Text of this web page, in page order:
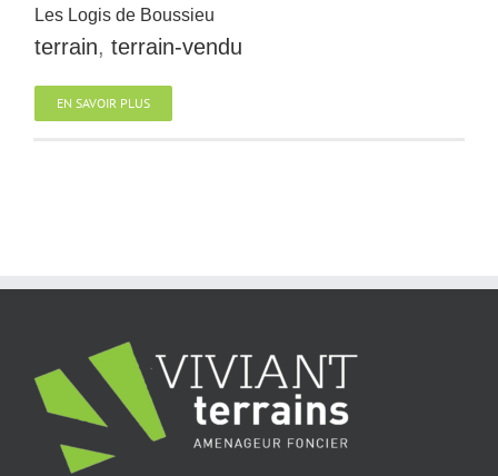
Les Logis de Boussieu
terrain, terrain-vendu
EN SAVOIR PLUS